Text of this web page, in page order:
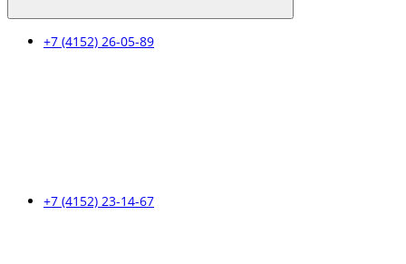
+7 (4152) 26-05-89
+7 (4152) 23-14-67